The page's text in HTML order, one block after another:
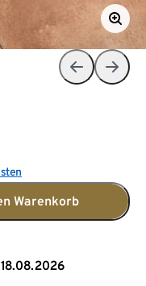
Warenkorb